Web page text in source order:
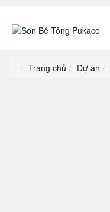
Trang chủ
Dự án